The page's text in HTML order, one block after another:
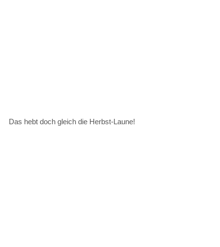
Das hebt doch gleich die Herbst-Laune!